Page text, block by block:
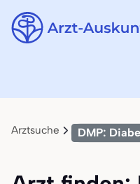
Arztsuche DMP: